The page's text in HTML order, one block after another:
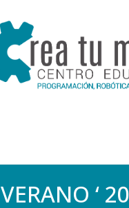
VERANO ‘